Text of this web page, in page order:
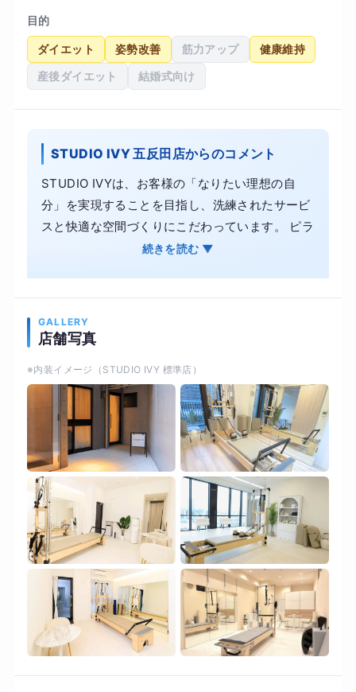
目的
ダイエット 姿勢改善 筋力アップ 健康維持
産後ダイエット 結婚式向け
STUDIO IVY 五反田店からのコメント
STUDIO IVYは、お客様の「なりたい理想の自
分」を実現することを目指し、洗練されたサービ
スと快適な空間づくりにこだわっています。 ピラ
ティスを通じて、美しくしなやかなボディライン
えの方は、ぜひお任せください。 インストラクタ
善やダイエット、骨盤の歪みといったお悩みに
も、丁寧に寄り添ったオーダーメイドのプログラ
ムが可能です。 初心者の方でも、簡単にエクササ
イズ！運動が苦手な方や初めての方でも安心して
始められるよう、一人ひとりの体力や目的に合わ
せて無理のない負荷設定とワーク内容をご提案し
ます。
続きを読む ▼
GALLERY
店舗写真
※内装イメージ（STUDIO IVY 標準店）